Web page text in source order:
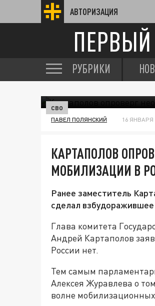
АВТОРИЗАЦИЯ
РУБРИКИ
СВО
ПАВЕЛ ПОЛЯНСКИЙ 16 ЯНВАРЯ
КАРТАПОЛОВ
МОБИЛИЗАЦИИ В
Ранее заместитель
сделал
Глава комитета
Андрей Картаполов
России нет.
Тем самым
Алексея Журавлева о
волне